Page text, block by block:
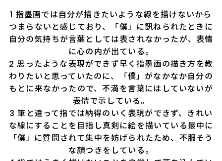
1 指墨画では自分が描きたいような線を描けないから
つまらないと感じており、「僕」に訊ねられたときに
自分の気持ちが言葉としては表されなかったが、表情
に心の内が出ている。
2 思ったような表現ができず早く指墨画の描き方を教
わりたいと思っていたのに、「僕」がなかなか自分の
もとに来なかったので、不満を言葉にはしていないが
表情で示している。
3 筆と違って指では納得のいく表現ができず、きれい
な線にすることを目指し真剣に絵を描いている最中に
「僕」に質問されて集中を妨げられたため、不服そう
な顔つきをしている。